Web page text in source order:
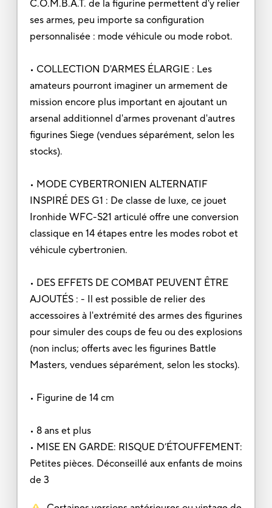
C.O.M.B.A.T. de la figurine permettent d'y relier
ses armes, peu importe sa configuration
personnalisée : mode véhicule ou mode robot.
• COLLECTION D'ARMES ÉLARGIE : Les
amateurs pourront imaginer un armement de
mission encore plus important en ajoutant un
arsenal additionnel d'armes provenant d'autres
figurines Siege (vendues séparément, selon les
stocks).
• MODE CYBERTRONIEN ALTERNATIF
INSPIRÉ DES G1 : De classe de luxe, ce jouet
Ironhide WFC-S21 articulé offre une conversion
classique en 14 étapes entre les modes robot et
véhicule cybertronien.
• DES EFFETS DE COMBAT PEUVENT ÊTRE
AJOUTÉS : - Il est possible de relier des
accessoires à l'extrémité des armes des figurines
pour simuler des coups de feu ou des explosions
(non inclus; offerts avec les figurines Battle
Masters, vendues séparément, selon les stocks).
• Figurine de 14 cm
• 8 ans et plus
• MISE EN GARDE: RISQUE D’ÉTOUFFEMENT:
Petites pièces. Déconseillé aux enfants de moins
de 3